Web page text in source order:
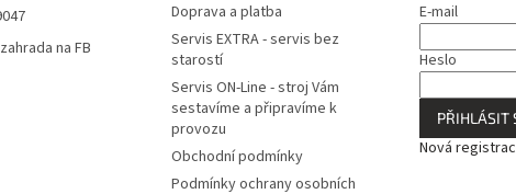
na FB
Doprava a platba
Servis EXTRA - servis bez
starostí
Servis ON-Line - stroj Vám
sestavíme a připravíme k
provozu
Obchodní podmínky
Podmínky ochrany osobních
E-mail
Heslo
PŘIHLÁSIT
Nová